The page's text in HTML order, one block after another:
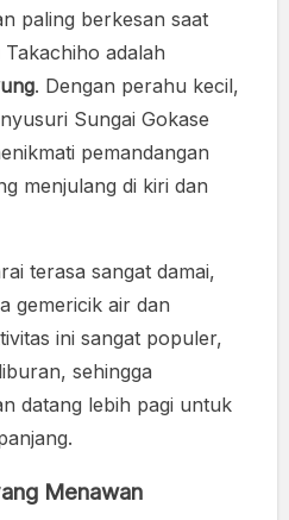
paling berkesan saat
adalah
. Dengan perahu kecil,
Sungai Gokase
pemandangan
menjulang di kiri dan
terasa sangat damai,
gemericik air dan
ini sangat populer,
sehingga
datang lebih pagi untuk
Menawan